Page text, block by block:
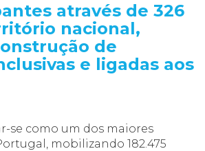
através de 326
nacional,
de
e ligadas aos
se como um dos maiores
mobilizando 182.475